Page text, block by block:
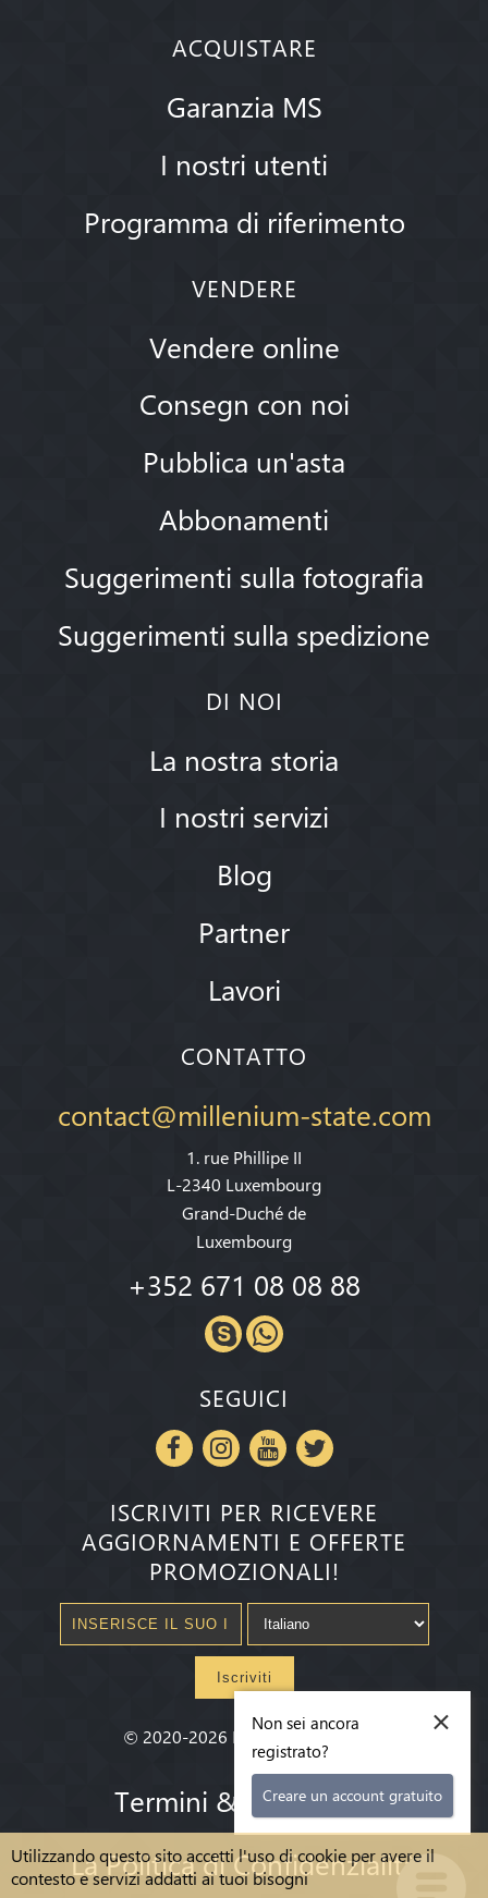
Utilizzando questo sito accetti l'uso di cookie per avere il
contesto e servizi addatti ai tuoi bisogni
ACQUISTARE
Garanzia MS
I nostri utenti
Programma di riferimento
VENDERE
Vendere online
Consegn con noi
Pubblica un'asta
Abbonamenti
Suggerimenti sulla fotografia
Suggerimenti sulla spedizione
DI NOI
La nostra storia
I nostri servizi
Blog
Partner
Lavori
CONTATTO
contact@millenium-state.com
1. rue Phillipe II
L-2340 Luxembourg
Grand-Duché de
Luxembourg
+352 671 08 08 88
SEGUICI
ISCRIVITI PER RICEVERE
AGGIORNAMENTI E OFFERTE
PROMOZIONALI!
Iscriviti
© 2020-2026 Millenium State®
Termini & condizioni
La Politica di Confidenzialità
×
Non sei ancora
registrato?
Creare un account gratuito